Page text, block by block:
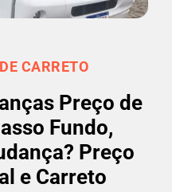
CARRETO
Preço de
Fundo,
Preço
e Carreto